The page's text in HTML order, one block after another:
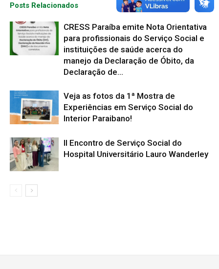
Posts Relacionados
CRESS Paraíba emite Nota Orientativa
para profissionais do Serviço Social e
instituições de saúde acerca do
manejo da Declaração de Óbito, da
Declaração de...
Veja as fotos da 1ª Mostra de
Experiências em Serviço Social do
Interior Paraibano!
II Encontro de Serviço Social do
Hospital Universitário Lauro Wanderley